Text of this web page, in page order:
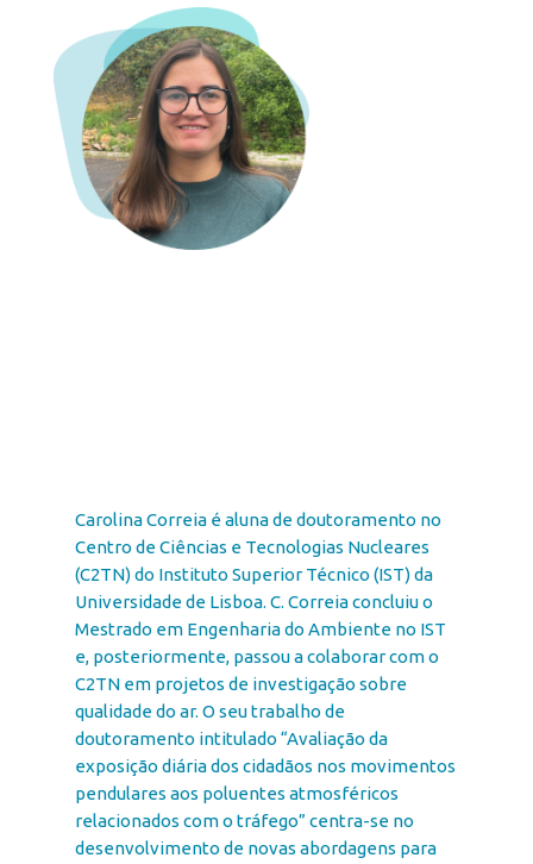
Carolina Correia é aluna de doutoramento no
Centro de Ciências e Tecnologias Nucleares
(C2TN) do Instituto Superior Técnico (IST) da
Universidade de Lisboa. C. Correia concluiu o
Mestrado em Engenharia do Ambiente no IST
e, posteriormente, passou a colaborar com o
C2TN em projetos de investigação sobre
qualidade do ar. O seu trabalho de
doutoramento intitulado “Avaliação da
exposição diária dos cidadãos nos movimentos
pendulares aos poluentes atmosféricos
relacionados com o tráfego” centra-se no
desenvolvimento de novas abordagens para